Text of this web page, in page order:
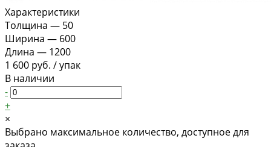
Характеристики
Толщина — 50
Ширина — 600
Длина — 1200
1 600 руб. /упак
В наличии
-
+
×
Выбрано максимальное количество, доступное для